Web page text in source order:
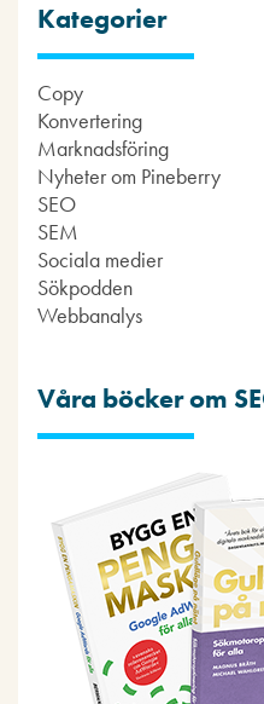
Kategorier
Copy
Konvertering
Marknadsföring
Nyheter om Pineberry
SEO
SEM
Sociala medier
Sökpodden
Webbanalys
Våra böcker om